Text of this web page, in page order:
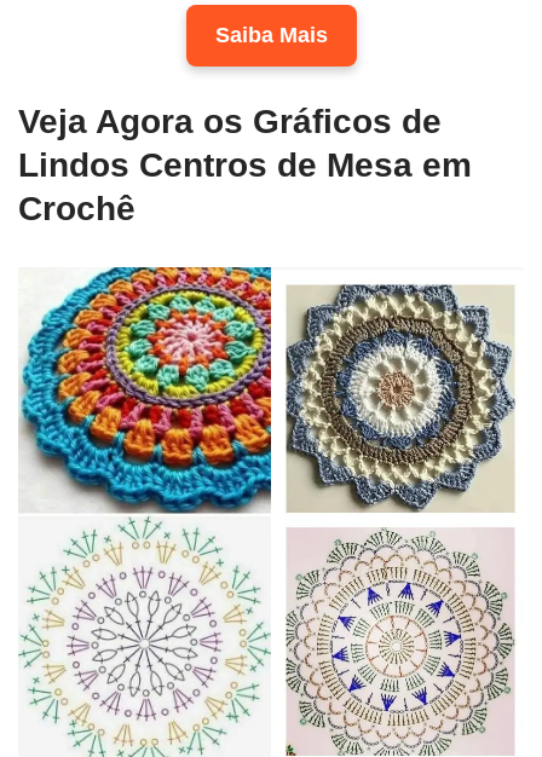
Saiba Mais
Veja Agora os Gráficos de
Lindos Centros de Mesa em
Crochê